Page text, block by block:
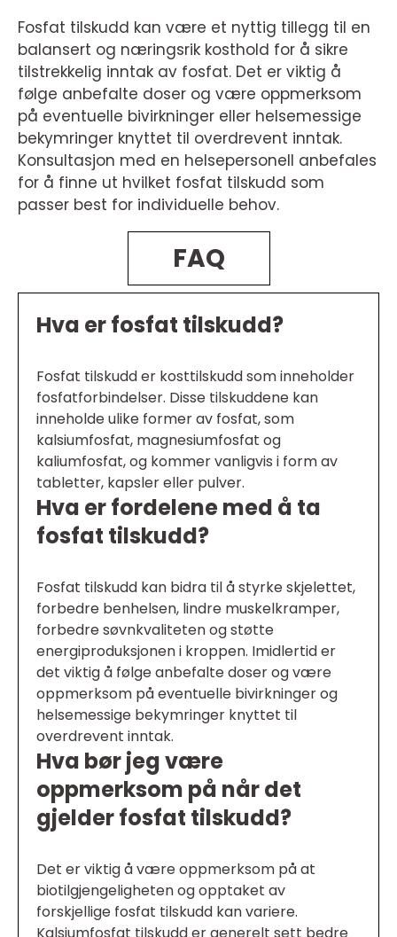
Fosfat tilskudd kan være et nyttig tillegg til en
balansert og næringsrik kosthold for å sikre
tilstrekkelig inntak av fosfat. Det er viktig å
følge anbefalte doser og være oppmerksom
på eventuelle bivirkninger eller helsemessige
bekymringer knyttet til overdrevent inntak.
Konsultasjon med en helsepersonell anbefales
for å finne ut hvilket fosfat tilskudd som
passer best for individuelle behov.
FAQ
Hva er fosfat tilskudd?
Fosfat tilskudd er kosttilskudd som inneholder
fosfatforbindelser. Disse tilskuddene kan
inneholde ulike former av fosfat, som
kalsiumfosfat, magnesiumfosfat og
kaliumfosfat, og kommer vanligvis i form av
tabletter, kapsler eller pulver.
Hva er fordelene med å ta
fosfat tilskudd?
Fosfat tilskudd kan bidra til å styrke skjelettet,
forbedre benhelsen, lindre muskelkramper,
forbedre søvnkvaliteten og støtte
energiproduksjonen i kroppen. Imidlertid er
det viktig å følge anbefalte doser og være
oppmerksom på eventuelle bivirkninger og
helsemessige bekymringer knyttet til
overdrevent inntak.
Hva bør jeg være
oppmerksom på når det
gjelder fosfat tilskudd?
Det er viktig å være oppmerksom på at
biotilgjengeligheten og opptaket av
forskjellige fosfat tilskudd kan variere.